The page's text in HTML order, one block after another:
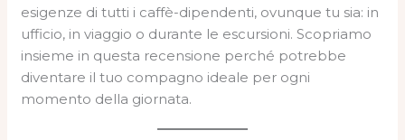
esigenze di tutti i caffè-dipendenti, ovunque tu sia: in
ufficio, in viaggio o durante le escursioni. Scopriamo
insieme in questa recensione perché potrebbe
diventare il tuo compagno ideale per ogni
momento della giornata.